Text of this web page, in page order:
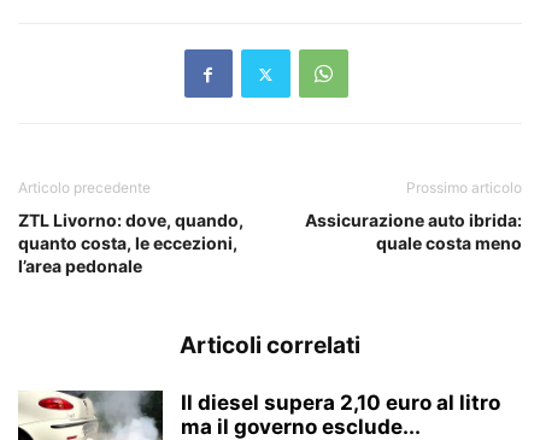
Articolo precedente
ZTL Livorno: dove, quando,
quanto costa, le eccezioni,
l’area pedonale
Prossimo articolo
Assicurazione auto ibrida:
quale costa meno
Articoli correlati
Il diesel supera 2,10 euro al litro
ma il governo esclude...